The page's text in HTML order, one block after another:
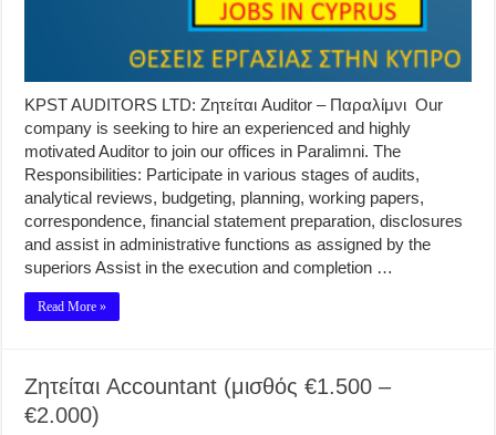
KPST AUDITORS LTD: Ζητείται Auditor – Παραλίμνι Our
company is seeking to hire an experienced and highly
motivated Auditor to join our offices in Paralimni. The
Responsibilities: Participate in various stages of audits,
analytical reviews, budgeting, planning, working papers,
correspondence, financial statement preparation, disclosures
and assist in administrative functions as assigned by the
superiors Assist in the execution and completion …
Read More »
Ζητείται Accountant (μισθός €1.500 –
€2.000)